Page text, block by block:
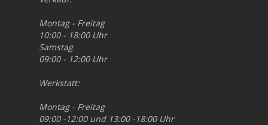
Montag - Freitag
10:00 - 18:00 Uhr
Samstag
09:00 - 12:00 Uhr
Werkstatt:
Montag - Freitag
09:00 -12:00 und 13:00 -18:00 Uhr